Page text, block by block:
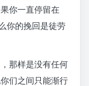
你一直停留在
你的挽回是徒劳
那样是没有任何
们之间只能渐行